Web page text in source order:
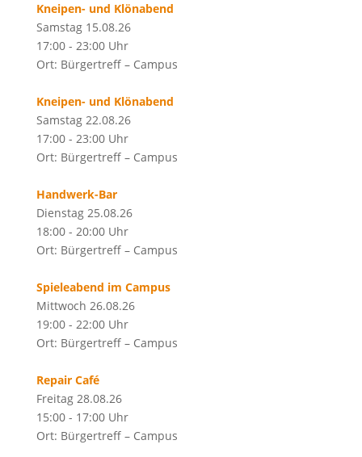
Kneipen- und Klönabend
Samstag 15.08.26
17:00 - 23:00 Uhr
Ort: Bürgertreff – Campus
Kneipen- und Klönabend
Samstag 22.08.26
17:00 - 23:00 Uhr
Ort: Bürgertreff – Campus
Handwerk-Bar
Dienstag 25.08.26
18:00 - 20:00 Uhr
Ort: Bürgertreff – Campus
Spieleabend im Campus
Mittwoch 26.08.26
19:00 - 22:00 Uhr
Ort: Bürgertreff – Campus
Repair Café
Freitag 28.08.26
15:00 - 17:00 Uhr
Ort: Bürgertreff – Campus